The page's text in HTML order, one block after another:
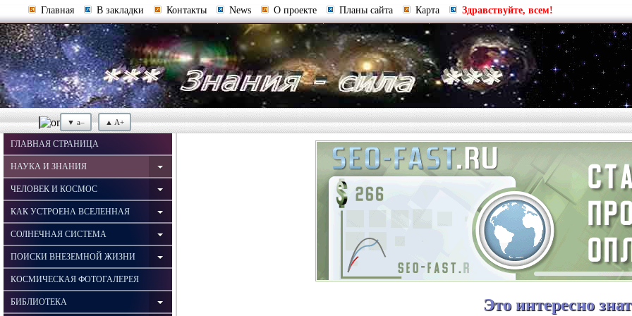
Главная В закладки Контакты News О проекте Планы сайта Карта Здравствуйте, всем!
▼ a– ▲ A+
ГЛАВНАЯ СТРАНИЦА
НАУКА И ЗНАНИЯ
ЧЕЛОВЕК И КОСМОС
КАК УСТРОЕНА ВСЕЛЕННАЯ
СОЛНЕЧНАЯ СИСТЕМА
ПОИСКИ ВНЕЗЕМНОЙ ЖИЗНИ
КОСМИЧЕСКАЯ ФОТОГАЛЕРЕЯ
БИБЛИОТЕКА Это интересно